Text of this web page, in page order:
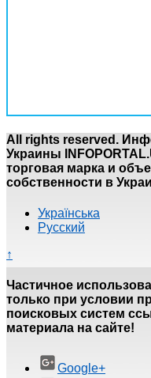
All rights reserved.
Украины
торговая марка и
собственности в
Українська
Русский
↑
Частичное
только при условии
поисковых систем
материала на сайте!
Google+